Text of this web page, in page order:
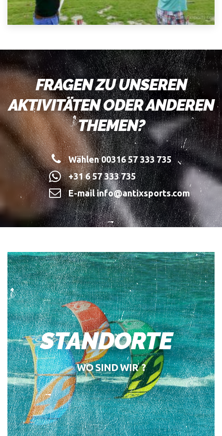
FRAGEN ZU UNSEREN
AKTIVITÄTEN ODER ANDEREN
THEMEN?
Wählen 00316 57 333 735
+31 6 57 333 735
E-mail info@antixsports.com
STANDORTE
WO SIND WIR ?